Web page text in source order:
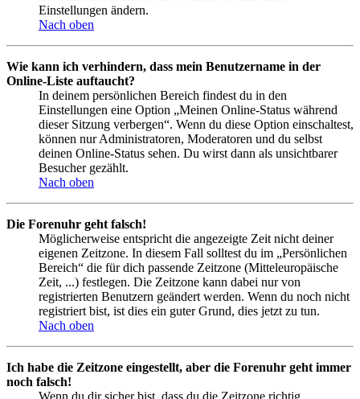
Einstellungen ändern.
Nach oben
Wie kann ich verhindern, dass mein Benutzername in der
Online-Liste auftaucht?
In deinem persönlichen Bereich findest du in den
Einstellungen eine Option „Meinen Online-Status während
dieser Sitzung verbergen“. Wenn du diese Option einschaltest,
können nur Administratoren, Moderatoren und du selbst
deinen Online-Status sehen. Du wirst dann als unsichtbarer
Besucher gezählt.
Nach oben
Die Forenuhr geht falsch!
Möglicherweise entspricht die angezeigte Zeit nicht deiner
eigenen Zeitzone. In diesem Fall solltest du im „Persönlichen
Bereich“ die für dich passende Zeitzone (Mitteleuropäische
Zeit, ...) festlegen. Die Zeitzone kann dabei nur von
registrierten Benutzern geändert werden. Wenn du noch nicht
registriert bist, ist dies ein guter Grund, dies jetzt zu tun.
Nach oben
Ich habe die Zeitzone eingestellt, aber die Forenuhr geht immer
noch falsch!